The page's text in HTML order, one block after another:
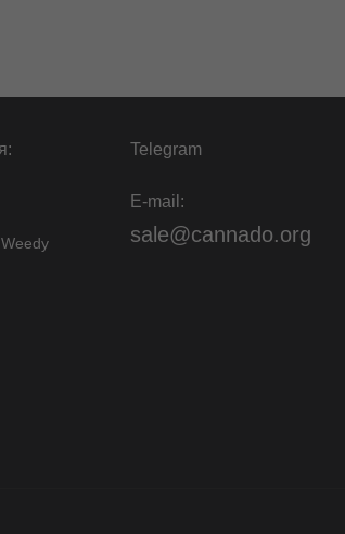
Telegram
E-mail:
sale@cannado.org